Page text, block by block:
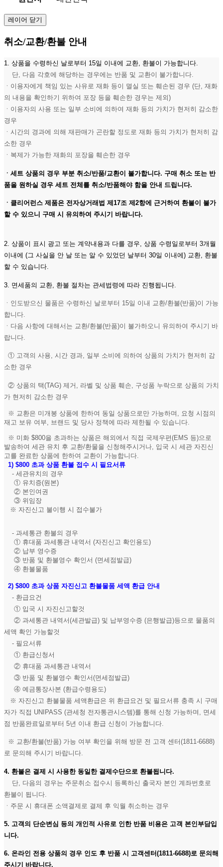
레이어 닫기
취소/교환/환불 안내
1. 상품을 수령하신 날로부터 15일 이내에 교환, 환불이 가능합니다.
단, 다음 각호에 해당하는 경우에는 반품 및 교환이 불가합니다.
ㆍ이용자에게 책임 있는 사유로 재화 등이 멸실 또는 훼손된 경우 (단, 재화
의 내용을 확인하기 위하여 포장 등을 훼손한 경우는 제외)
ㆍ이용자의 사용 또는 일부 소비에 의하여 재화 등의 가치가 현저히 감소한
경우
ㆍ시간의 경과에 의해 재판매가 곤란할 정도로 재화 등의 가치가 현저히 감
소한 경우
ㆍ복제가 가능한 재화의 포장을 훼손한 경우
ㆍ세트 상품의 경우 부분 취소/반품/교환이 불가합니다. 구매 취소 또는 반
품을 원하실 경우 세트 전체를 취소/반품해야 함을 안내 드립니다.
ㆍ클리어런스 제품은 전자상거래법 제17조 제2항에 근거하여 환불이 불가
할 수 있으니 구매 시 유의하여 주시기 바랍니다.
2. 상품이 표시 광고 또는 계약내용과 다를 경우, 상품 수령일로부터 3개월
이내에 (그 사실을 안 날 또는 알 수 있었던 날부터 30일 이내에) 교환, 환불
할 수 있습니다.
3. 면세품의 교환, 환불 절차는 관세법령에 따라 진행됩니다.
ㆍ인도받으신 물품은 수령하신 날로부터 15일 이내 교환/환불(반품)이 가능
합니다.
ㆍ다음 사항에 대해서는 교환/환불(반품)이 불가하오니 유의하여 주시기 바
랍니다.
① 고객의 사용, 시간 경과, 일부 소비에 의하여 상품의 가치가 현저히 감
소한 경우
② 상품의 택(TAG) 제거, 라벨 및 상품 훼손, 구성품 누락으로 상품의 가치
가 현저히 감소한 경우
※ 교환은 미개봉 상품에 한하여 동일 상품으로만 가능하며, 요청 시점의
재고 보유 여부, 브랜드 및 당사 정책에 따라 제한될 수 있습니다.
※ 미화 $800을 초과하는 상품은 해외에서 직접 국제우편(EMS 등)으로
발송하여 세관 유치 후 교환/환물을 신청해주시거나, 입국 시 세관 자진신
고를 완료한 상품에 한하여 교환이 가능합니다.
1) $800 초과 상품 환불 접수 시 필요서류
- 세관유치의 경우
① 유치증(원본)
② 본인여권
③ 위임장
※ 자진신고 불이행 시 접수불가
- 과세통관 환불의 경우
① 휴대품 과세통관 내역서 (자진신고 확인용도)
② 납부 영수증
③ 반품 및 환불영수 확인서 (면세점발급)
④ 환불물품
2) $800 초과 상품 자진신고 환불물품 세액 환급 안내
- 환급요건
① 입국 시 자진신고할것
② 과세통관 내역서(세관발급) 및 납부영수증 (은행발급)등으로 물품의
세액 확인 가능할것
- 필요서류
① 환급신청서
② 휴대품 과세통관 내역서
③ 반품 및 환불영수 확인서(면세점발급)
④ 예금통장사본 (환급수령용도)
※ 자진신고 환불물품 세액환급은 위 환급요건 및 필요서류 충족 시 구매
자가 직접 UNIPASS (관세청 전자통관시스템)를 통해 신청 가능하며, 면세
점 반품완료일로부터 5년 이내 환급 신청이 가능합니다.
※ 교환/환불(반품) 가능 여부 확인을 위해 방문 전 고객 센터(1811-6688)
로 문의해 주시기 바랍니다.
4. 환불은 결제 시 사용한 동일한 결제수단으로 환불됩니다.
단, 다음의 경우는 주문취소 접수시 등록하신 출국자 본인 계좌번호로
환불이 됩니다.
ㆍ주문 시 휴대폰 소액결제로 결제 후 익월 취소하는 경우
5. 고객의 단순변심 등의 개인적 사유로 인한 반품 비용은 고객 본인부담입
니다.
6. 온라인 전용 상품의 경우 인도 후 반품 시 고객센터(1811-6688)로 문의해
주시기 바랍니다.